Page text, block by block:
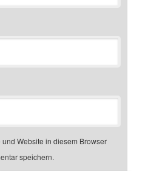
Website in diesem Browser
speichern.